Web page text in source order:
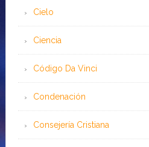
Cielo
Ciencia
Código Da Vinci
Condenación
Consejería Cristiana